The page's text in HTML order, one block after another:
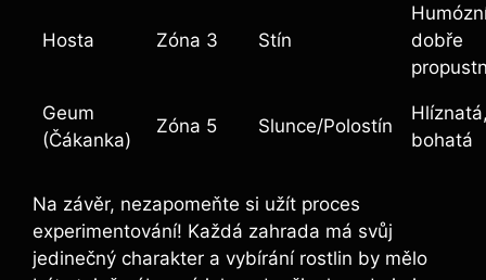
Hosta Zóna 3 Stín
dobře
Geum
(Čákanka)
Zóna 5 Slunce/Polostín
bohatá
Na závěr, nezapomeňte si užít proces
experimentování! Každá zahrada má svůj
jedinečný charakter a vybírání rostlin by mělo